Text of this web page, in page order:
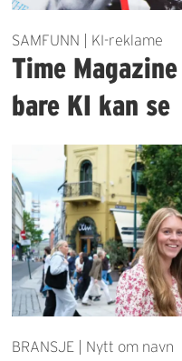
SAMFUNN | KI-reklame
Time
bare KI kan se
BRANSJE | Nytt om navn